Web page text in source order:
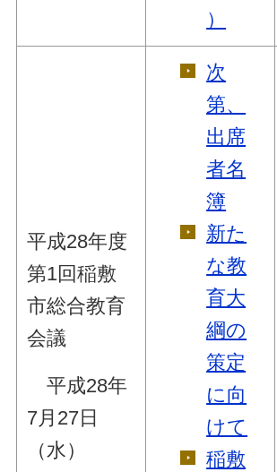
）
平成28年度
第1回稲敷
市総合教育
会議
平成28年
7月27日
（水）
次
第、
出席
者名
簿
新た
な教
育大
綱の
策定
に向
けて
稲敷